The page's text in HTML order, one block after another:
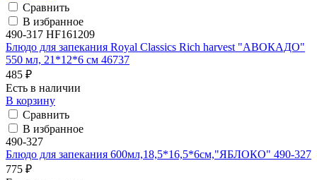
Сравнить
В избранное
490-317 HF161209
Блюдо для запекания Royal Classics Rich harvest "АВОКАДО"
550 мл, 21*12*6 см 46737
485 ₽
Есть в наличии
В корзину
Сравнить
В избранное
490-327
Блюдо для запекания 600мл,18,5*16,5*6см,"ЯБЛОКО" 490-327
775 ₽